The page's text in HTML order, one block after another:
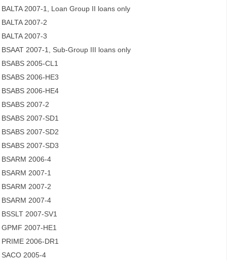
BALTA 2007-1, Loan Group II loans only
BALTA 2007-2
BALTA 2007-3
BSAAT 2007-1, Sub-Group III loans only
BSABS 2005-CL1
BSABS 2006-HE3
BSABS 2006-HE4
BSABS 2007-2
BSABS 2007-SD1
BSABS 2007-SD2
BSABS 2007-SD3
BSARM 2006-4
BSARM 2007-1
BSARM 2007-2
BSARM 2007-4
BSSLT 2007-SV1
GPMF 2007-HE1
PRIME 2006-DR1
SACO 2005-4